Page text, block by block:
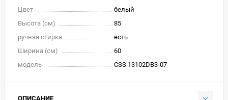
Цвет
белый
Высота (см)
85
ручная стирка
есть
Ширина (см)
60
модель
CSS 13102DB3-07
ОПИСАНИЕ